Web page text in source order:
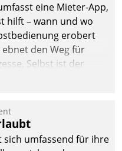
eine Mieter-App,
hilft – wann und wo
erobert
den Weg für
Selbst ist der
sich umfassend für ihre